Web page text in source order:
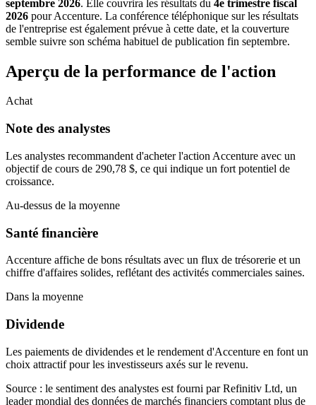
septembre 2026. Elle couvrira les résultats du 4e trimestre fiscal
2026 pour Accenture. La conférence téléphonique sur les résultats
de l'entreprise est également prévue à cette date, et la couverture
semble suivre son schéma habituel de publication fin septembre.
Aperçu de la performance de l'action
Achat
Note des analystes
Les analystes recommandent d'acheter l'action Accenture avec un
objectif de cours de 290,78 $, ce qui indique un fort potentiel de
croissance.
Au-dessus de la moyenne
Santé financière
Accenture affiche de bons résultats avec un flux de trésorerie et un
chiffre d'affaires solides, reflétant des activités commerciales saines.
Dans la moyenne
Dividende
Les paiements de dividendes et le rendement d'Accenture en font un
choix attractif pour les investisseurs axés sur le revenu.
Source : le sentiment des analystes est fourni par Refinitiv Ltd, un
leader mondial des données de marchés financiers comptant plus de